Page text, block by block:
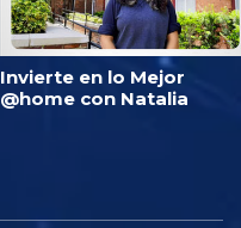
Invierte en lo Mejor
@home con Natalia